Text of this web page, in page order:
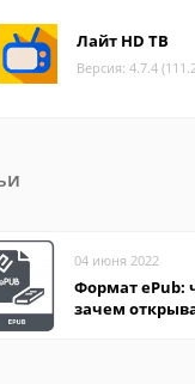
Лайт HD ТВ
Версия: 4.7.4
04 июня 2022
Формат ePub:
зачем